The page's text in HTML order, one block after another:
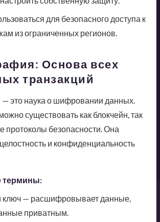
для безопасного доступа к
из ограниченных регионов.
Основа всех
транзакций
— это наука о шифровании данных.
существовать как блокчейн, так
протоколы безопасности. Она
и конфиденциальность
термины:
ключ — расшифровывает данные,
приватным.